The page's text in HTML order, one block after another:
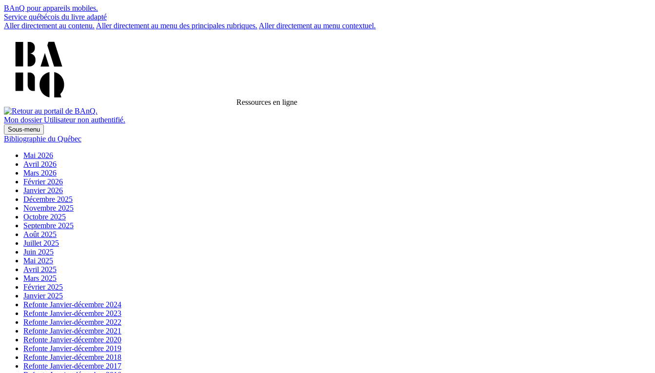
BAnQ pour appareils mobiles.
Service québécois du livre adapté
Aller directement au contenu. Aller directement au menu des principales rubriques. Aller directement au menu contextuel.
Ressources en ligne
Mon dossier Utilisateur non authentifié.
Sous-menu
Bibliographie du Québec
Mai 2026
Avril 2026
Mars 2026
Février 2026
Janvier 2026
Décembre 2025
Novembre 2025
Octobre 2025
Septembre 2025
Août 2025
Juillet 2025
Juin 2025
Mai 2025
Avril 2025
Mars 2025
Février 2025
Janvier 2025
Refonte Janvier-décembre 2024
Refonte Janvier-décembre 2023
Refonte Janvier-décembre 2022
Refonte Janvier-décembre 2021
Refonte Janvier-décembre 2020
Refonte Janvier-décembre 2019
Refonte Janvier-décembre 2018
Refonte Janvier-décembre 2017